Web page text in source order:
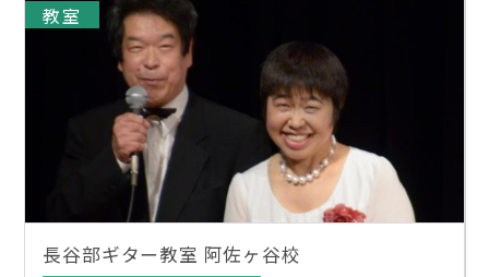
教室
長谷部ギター教室 阿佐ヶ谷校